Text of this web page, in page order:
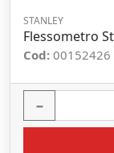
STANLEY
Flessometro
Cod: 00152426
−